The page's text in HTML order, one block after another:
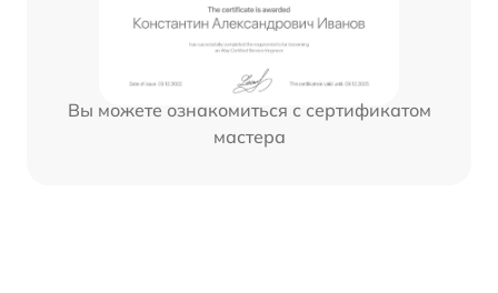
Вы можете ознакомиться с сертификатом
мастера